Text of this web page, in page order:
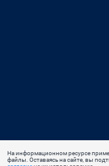
На информационном ресурсе
файлы. Оставаясь на сайте, вы